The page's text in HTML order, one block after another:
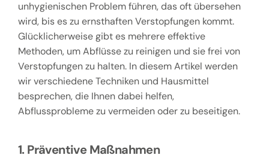
unhygienischen Problem führen, das oft übersehen
wird, bis es zu ernsthaften Verstopfungen kommt.
Glücklicherweise gibt es mehrere effektive
Methoden, um Abflüsse zu reinigen und sie frei von
Verstopfungen zu halten. In diesem Artikel werden
wir verschiedene Techniken und Hausmittel
besprechen, die Ihnen dabei helfen,
Abflussprobleme zu vermeiden oder zu beseitigen.
1. Präventive Maßnahmen